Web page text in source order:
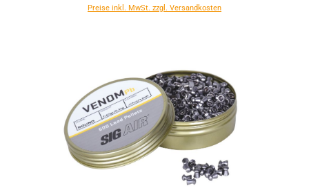
Preise inkl. MwSt. zzgl. Versandkosten